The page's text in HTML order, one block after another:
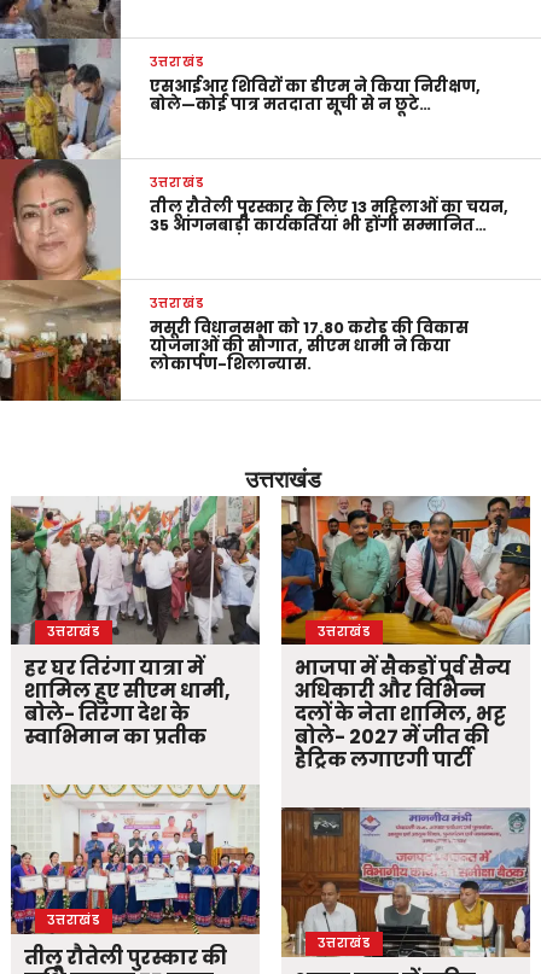
उत्तराखंड
एसआईआर शिविरों का डीएम ने किया निरीक्षण,
बोले—कोई पात्र मतदाता सूची से न छूटे…
उत्तराखंड
तीलू रौतेली पुरस्कार के लिए 13 महिलाओं का चयन,
35 आंगनबाड़ी कार्यकर्तियां भी होंगी सम्मानित…
उत्तराखंड
मसूरी विधानसभा को 17.80 करोड़ की विकास
योजनाओं की सौगात, सीएम धामी ने किया
लोकार्पण-शिलान्यास.
उत्तराखंड
उत्तराखंड
हर घर तिरंगा यात्रा में
शामिल हुए सीएम धामी,
बोले- तिरंगा देश के
स्वाभिमान का प्रतीक
उत्तराखंड
तीलू रौतेली पुरस्कार की
उत्तराखंड
भाजपा में सैकड़ों पूर्व सैन्य
अधिकारी और विभिन्न
दलों के नेता शामिल, भट्ट
बोले- 2027 में जीत की
हैट्रिक लगाएगी पार्टी
उत्तराखंड